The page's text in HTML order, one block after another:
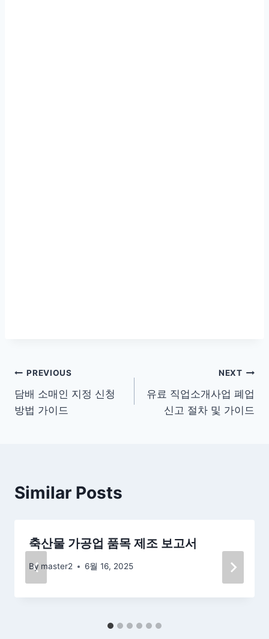
글
탐
PREVIOUS
담배 소매인 지정 신청
방법 가이드
NEXT
유료 직업소개사업 폐업
신고 절차 및 가이드
Similar Posts
축산물 가공업 품목 제조 보고서
By master2 6월 16, 2025